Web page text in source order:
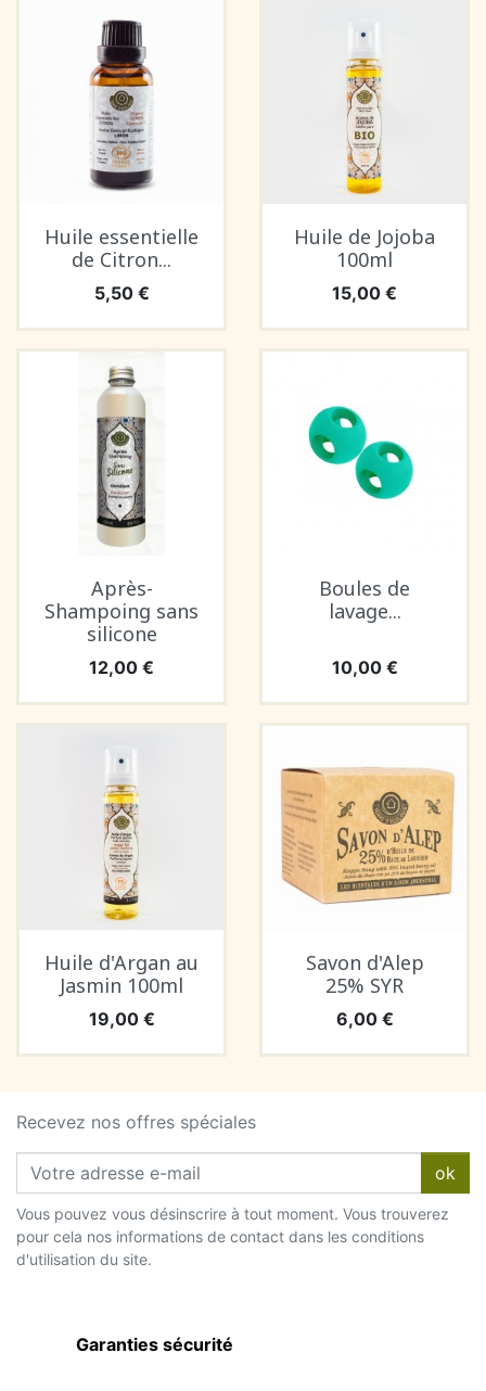
Huile essentielle
de Citron...
Prix
5,50 €
Huile de Jojoba
100ml
Prix
15,00 €
Après-
Shampoing sans
silicone
Prix
12,00 €
Boules de
lavage...
Prix
10,00 €
Huile d'Argan au
Jasmin 100ml
Prix
19,00 €
Savon d'Alep
25% SYR
Prix
6,00 €
Recevez nos offres spéciales
ok
Vous pouvez vous désinscrire à tout moment. Vous trouverez
pour cela nos informations de contact dans les conditions
d'utilisation du site.
Garanties sécurité